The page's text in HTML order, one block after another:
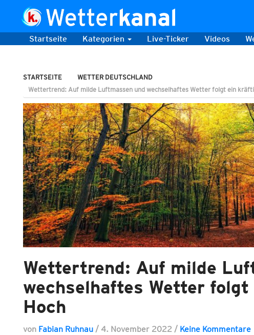
Startseite Kategorien Live-Ticker Videos
STARTSEITE
WETTER DEUTSCHLAND
Wettertrend: Auf milde Luftmassen und wechselhaftes Wetter folgt ein
Wettertrend: Auf milde
wechselhaftes Wetter
Hoch
von Fabian Ruhnau / 4. November 2022 / Keine Kommentare